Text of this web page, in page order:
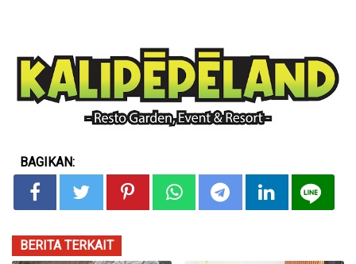
BAGIKAN:
BERITA TERKAIT